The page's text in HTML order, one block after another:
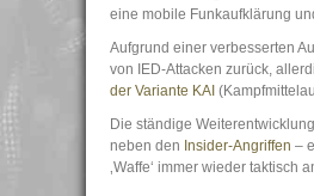
eine mobile Funkaufklärung
Aufgrund einer verbesserten
von IED-Attacken zurück,
der Variante KAI
Die ständige
neben den Insider-Angriffen –
‚Waffe‘ immer wieder taktisch